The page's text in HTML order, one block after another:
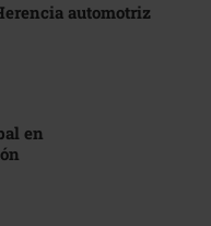
automotriz
en